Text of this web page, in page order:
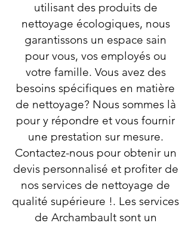
utilisant des produits de
nettoyage écologiques, nous
garantissons un espace sain
pour vous, vos employés ou
votre famille. Vous avez des
besoins spécifiques en matière
de nettoyage? Nous sommes là
pour y répondre et vous fournir
une prestation sur mesure.
Contactez-nous pour obtenir un
devis personnalisé et profiter de
nos services de nettoyage de
qualité supérieure !. Les services
de Archambault sont un